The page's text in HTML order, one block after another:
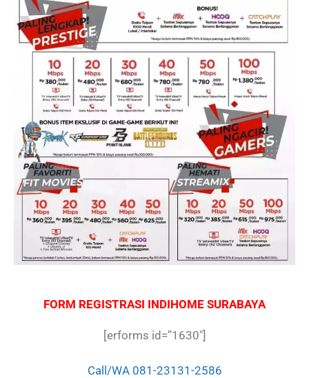
FORM REGISTRASI INDIHOME SURABAYA
[erforms id=”1630″]
Call/WA 081-23131-2586